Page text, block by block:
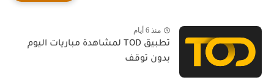
منذ 6 أيام
تطبيق TOD لمشاهدة مباريات اليوم
بدون توقف